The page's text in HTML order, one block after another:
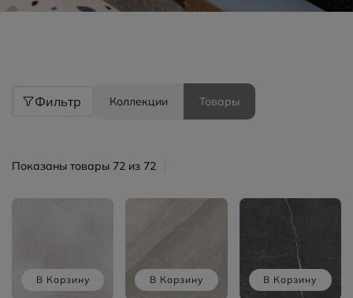
Фильтр Коллекции Товары
Показаны товары 72 из 72
В Корзину В Корзину В Корзину